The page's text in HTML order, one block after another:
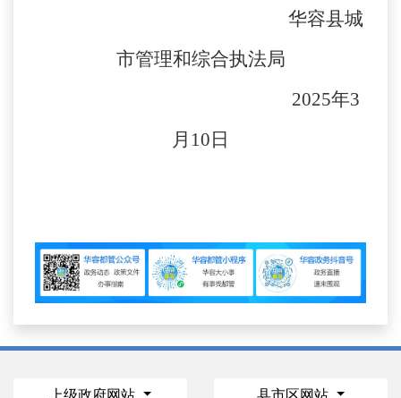
华容县城
市管理和综合执法局
2025年3
月 10 日